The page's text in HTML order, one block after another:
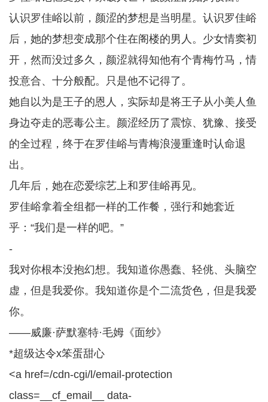
认识罗佳峪以前，颜涩的梦想是当明星。认识罗佳峪
后，她的梦想变成那个住在阁楼的男人。少女情窦初
开，然而没过多久，颜涩就得知他有个青梅竹马，情
投意合、十分般配。只是他不记得了。
她自以为是王子的恩人，实际却是将王子从小美人鱼
身边夺走的恶毒公主。颜涩经历了震惊、犹豫、接受
的全过程，终于在罗佳峪与青梅浪漫重逢时认命退
出。
几年后，她在恋爱综艺上和罗佳峪再见。
罗佳峪拿着全组都一样的工作餐，强行和她套近
乎：“我们是一样的吧。”
-
我对你根本没抱幻想。我知道你愚蠢、轻佻、头脑空
虚，但是我爱你。我知道你是个二流货色，但是我爱
你。
——威廉·萨默塞特·毛姆《面纱》
*超级达令x笨蛋甜心
<a href=/cdn-cgi/l/email-protection
class=__cf_email__ data-